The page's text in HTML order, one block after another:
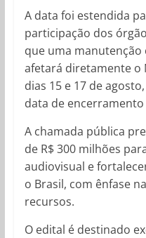
A data foi estendida
participação dos
que uma manutenção
afetará diretamente o
dias 15 e 17 de
data de
A chamada pública
de R$ 300 milhões
audiovisual e
o Brasil, com ênfase
recursos.
O edital é destinado